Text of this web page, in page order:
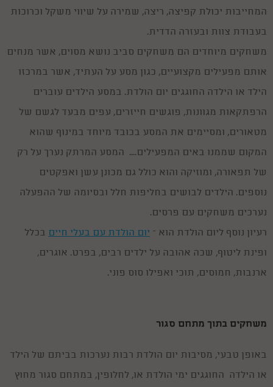
המחייבות יכולת קפיצה, ריצה, שמירה על שיווי משקל וכרוכות
בעבודת צוות ובעזרה הדדית.
משחקים מיוחדים הם משחקים סביב נושא מסוים, אשר מנחים
אותם מפעילים מקצועיים, כגון מסע על העתיד, אשר במרכזו
הילד או הילדה החוגגים יום הולדת. במסע הילדים עוברים
הרפתקאות מגוונות, פוגשים חייזרים, עפים מבעד לגשם של
מטאורים, ומסיימים את המסע בכובד מיוחד במינוף שהוא
המקום שממנו באים המפעילים.... המסע המרתק נערך על רק
של תפאורה, ומוזיקה והוא כולל גם מכונן עשן ואפקטים
נוספים. הילדים לבושים בחליפות חלל ובסיומה של ההפעלה
נערכים משחקים עם פרסים.
רעיון נוסף ליום הולדת הוא – יום הולדת עם בעלי חיים בכלל
ופינת ליטוף, שכה אהובה על ילדים רבים, בפרט. אוגרים,
ארנבות, חמוסים, תוכי ואפילו סוס פוני.
משחקים בתוך מתחם סגור
באופן טבעי, מסיבות יום הולדת רבות נערכות בביתם של הילד
או הילדה החוגגים ימי הולדת או, לחלופין, במתחם סגור מחוץ